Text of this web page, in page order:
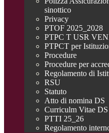
sinottico
Privacy
PTOF 2025_2028
PTPC T USR
PTPCT per
Procedure
Procedure per
Regolamento di
RSU
Statuto
Atto di nomina DS
Curriculm Vitae DS
PTTI 25_26
Regolamento